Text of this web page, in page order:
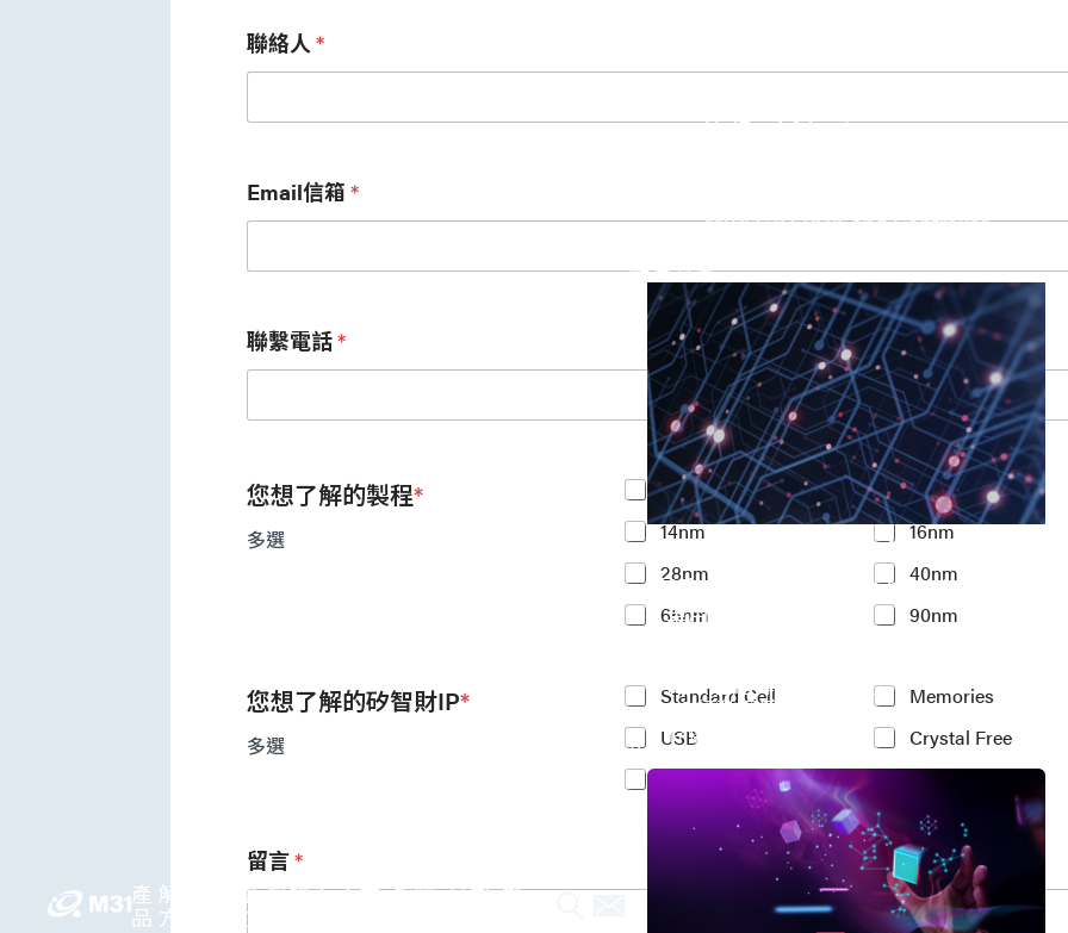
產
品
解決
方案
媒體
中心
投資人人才 永續 公司 繁
UniPro Controller 2.0 (host / device)
UniPro 1.6 host
MIPI C/D PHY and Controller
解決方案
Accelerate Innovative
M31’s vision is to be the most
車用電子
高效能運算與數據中心
5G行動運算
存儲應用
媒體中心
聯絡人*
Email信箱 *
聯繫電話*
您想了解的製程*
多選
Y
o
u
r
I
n
t
e
s
t
d
e
<7nm 7nm
14nm
16nm
28nm
40nm
65nm
90nm
您想了解的矽智財IP*
多選
Y
o
u
r
I
e
Standard Cell Memories
USB
Crystal Free
留言*